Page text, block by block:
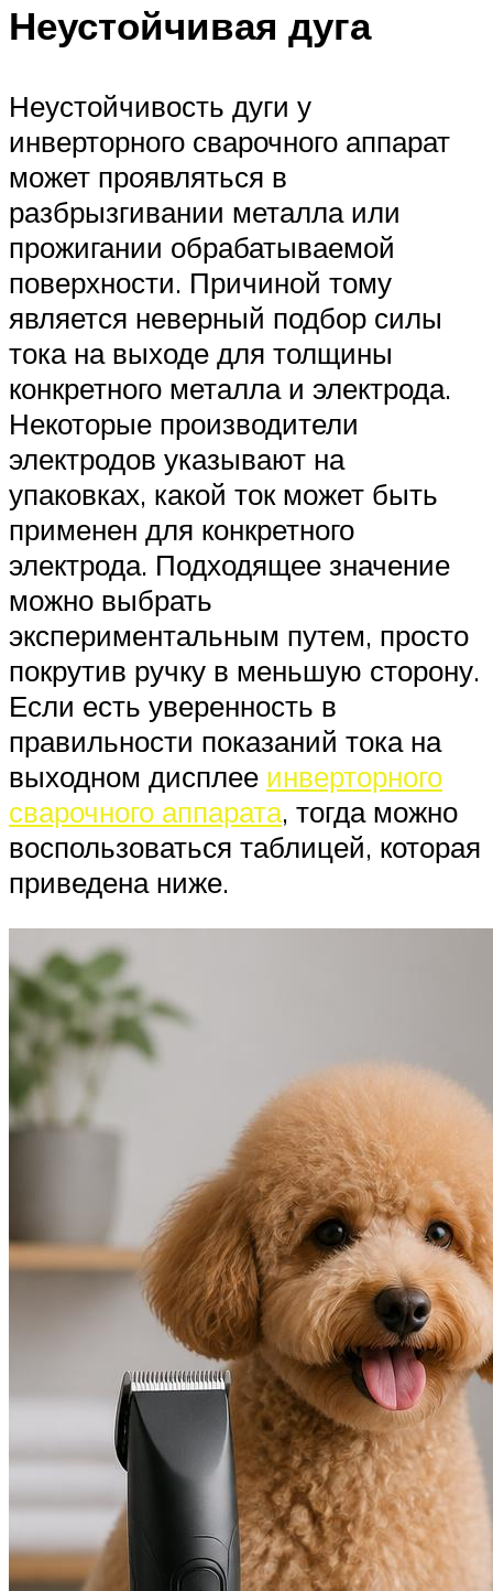
Неустойчивая дуга
Неустойчивость дуги у
инверторного сварочного аппарат
может проявляться в
разбрызгивании металла или
прожигании обрабатываемой
поверхности. Причиной тому
является неверный подбор силы
тока на выходе для толщины
конкретного металла и электрода.
Некоторые производители
электродов указывают на
упаковках, какой ток может быть
применен для конкретного
электрода. Подходящее значение
можно выбрать
экспериментальным путем, просто
покрутив ручку в меньшую сторону.
Если есть уверенность в
правильности показаний тока на
выходном дисплее инверторного
сварочного аппарата, тогда можно
воспользоваться таблицей, которая
приведена ниже.